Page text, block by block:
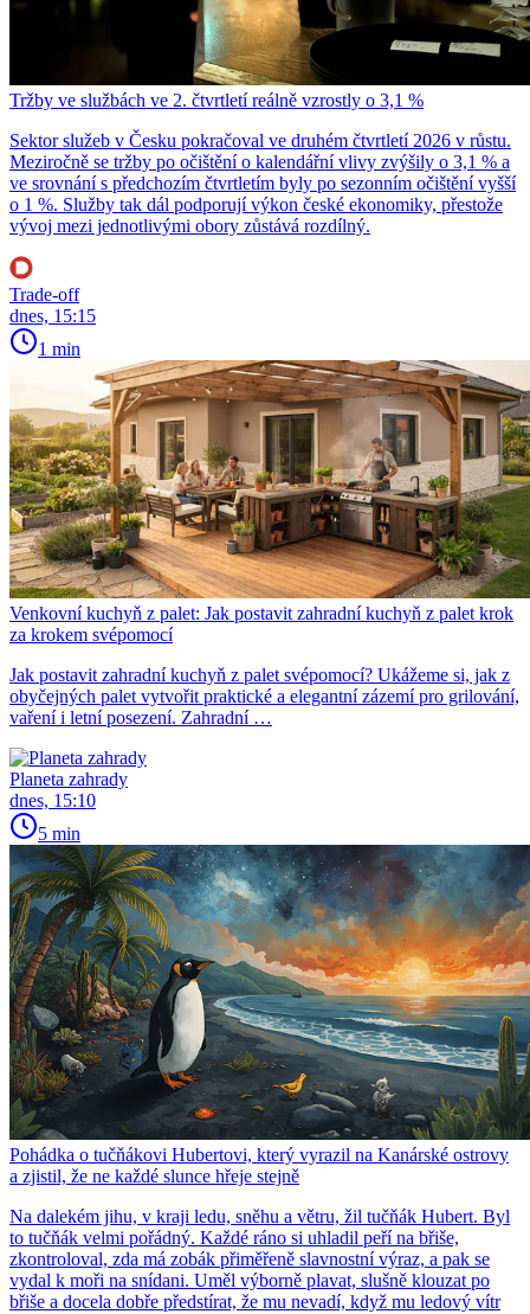
Tržby ve službách ve 2. čtvrtletí reálně vzrostly o 3,1 %
Sektor služeb v Česku pokračoval ve druhém čtvrtletí 2026 v růstu.
Meziročně se tržby po očištění o kalendářní vlivy zvýšily o 3,1 % a
ve srovnání s předchozím čtvrtletím byly po sezonním očištění vyšší
o 1 %. Služby tak dál podporují výkon české ekonomiky, přestože
vývoj mezi jednotlivými obory zůstává rozdílný.
Trade-off
dnes, 15:15
1 min
Venkovní kuchyň z palet: Jak postavit zahradní kuchyň z palet krok
za krokem svépomocí
Jak postavit zahradní kuchyň z palet svépomocí? Ukážeme si, jak z
obyčejných palet vytvořit praktické a elegantní zázemí pro grilování,
vaření i letní posezení. Zahradní …
Planeta zahrady
dnes, 15:10
5 min
Pohádka o tučňákovi Hubertovi, který vyrazil na Kanárské ostrovy
a zjistil, že ne každé slunce hřeje stejně
Na dalekém jihu, v kraji ledu, sněhu a větru, žil tučňák Hubert. Byl
to tučňák velmi pořádný. Každé ráno si uhladil peří na břiše,
zkontroloval, zda má zobák přiměřeně slavnostní výraz, a pak se
vydal k moři na snídani. Uměl výborně plavat, slušně klouzat po
břiše a docela dobře předstírat, že mu nevadí, když mu ledový vítr